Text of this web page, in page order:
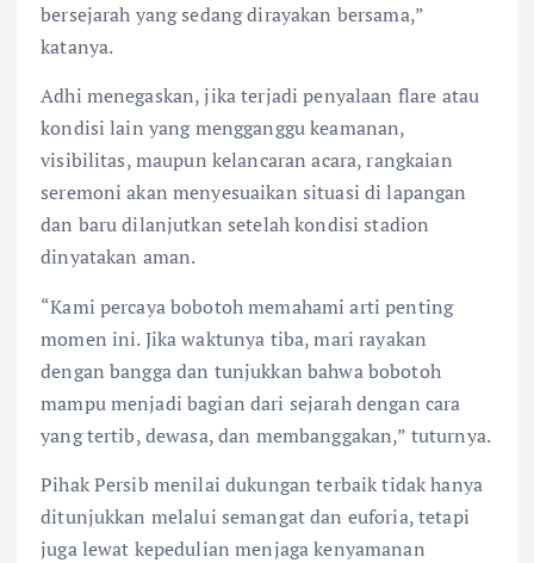
bersejarah yang sedang dirayakan bersama,”
katanya.
Adhi menegaskan, jika terjadi penyalaan flare atau
kondisi lain yang mengganggu keamanan,
visibilitas, maupun kelancaran acara, rangkaian
seremoni akan menyesuaikan situasi di lapangan
dan baru dilanjutkan setelah kondisi stadion
dinyatakan aman.
“Kami percaya bobotoh memahami arti penting
momen ini. Jika waktunya tiba, mari rayakan
dengan bangga dan tunjukkan bahwa bobotoh
mampu menjadi bagian dari sejarah dengan cara
yang tertib, dewasa, dan membanggakan,” tuturnya.
Pihak Persib menilai dukungan terbaik tidak hanya
ditunjukkan melalui semangat dan euforia, tetapi
juga lewat kepedulian menjaga kenyamanan